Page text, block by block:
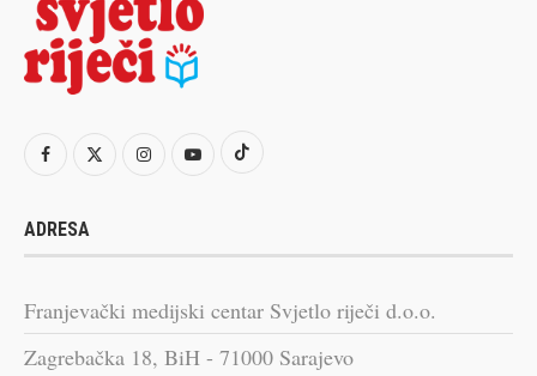
ADRESA
Franjevački medijski centar Svjetlo riječi d.o.o.
Zagrebačka 18, BiH - 71000 Sarajevo